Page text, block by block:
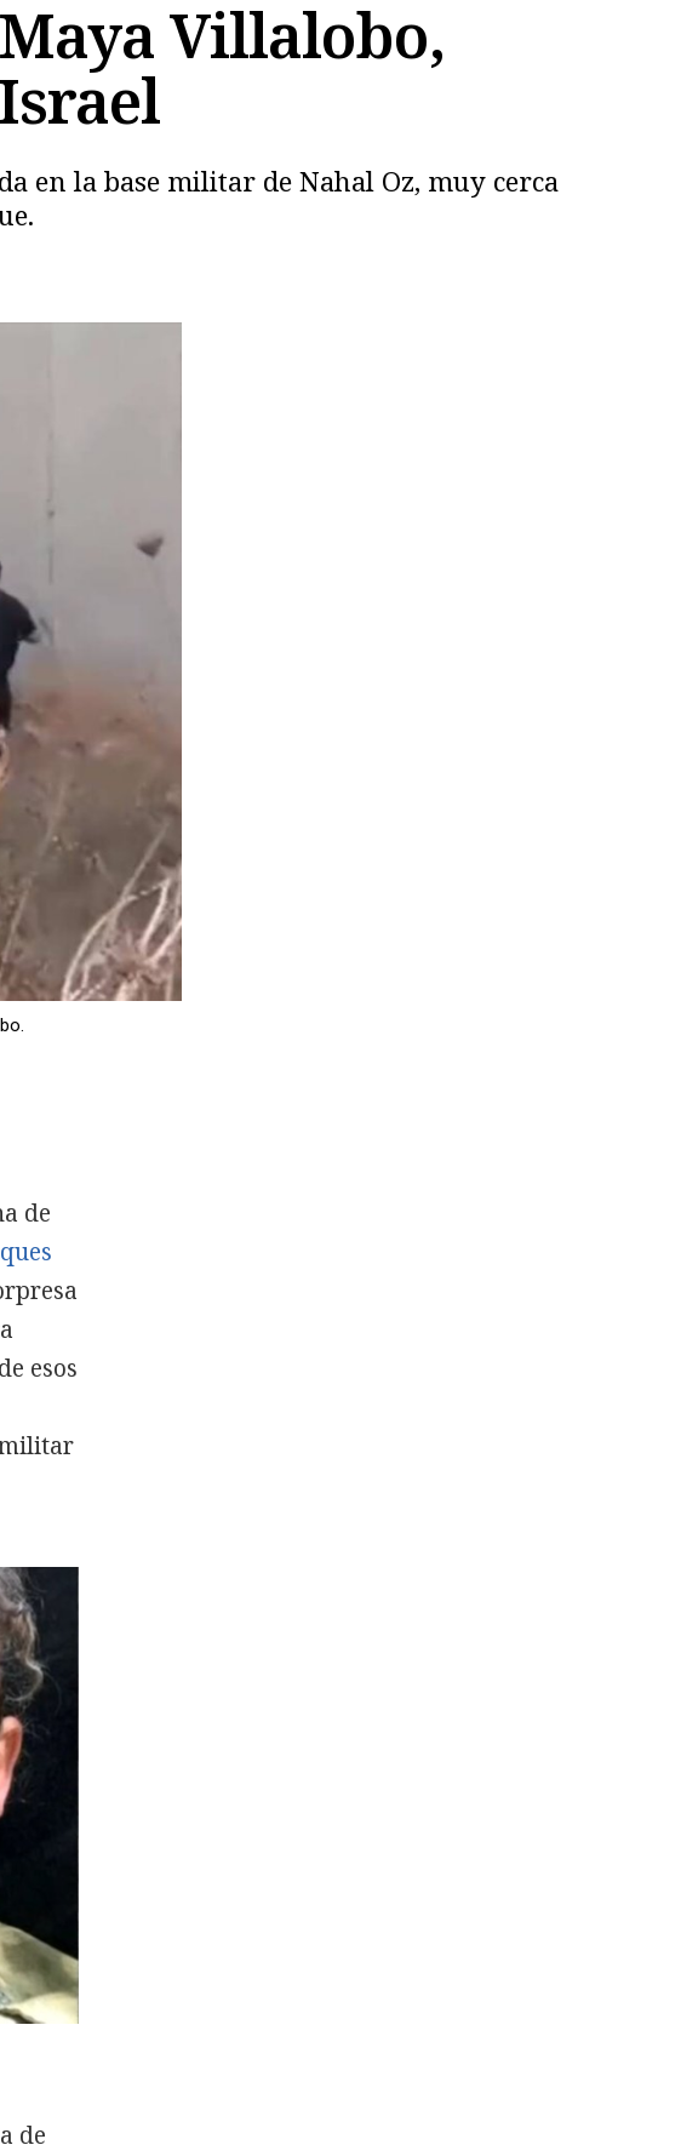
Villalobo,
en la base militar de Nahal Oz, muy cerca
de
esos
de